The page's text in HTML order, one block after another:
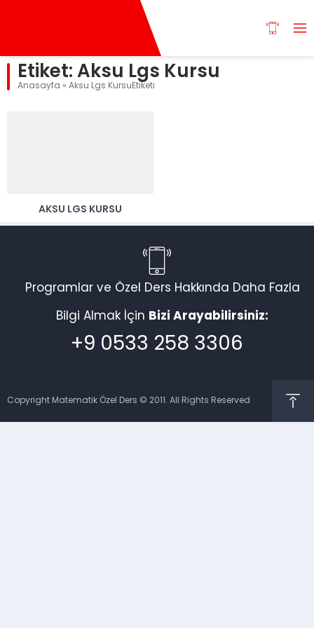
Etiket: Aksu Lgs Kursu
Anasayfa » Aksu Lgs KursuEtiketi
AKSU LGS KURSU
Programlar ve Özel Ders Hakkında Daha Fazla
Bilgi Almak İçin Bizi Arayabilirsiniz:
+9 0533 258 3306
Copyright Matematik Özel Ders © 2011. All Rights Reserved